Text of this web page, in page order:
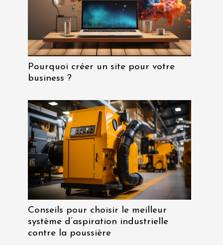
Pourquoi créer un site pour votre
business ?
Conseils pour choisir le meilleur
système d’aspiration industrielle
contre la poussière